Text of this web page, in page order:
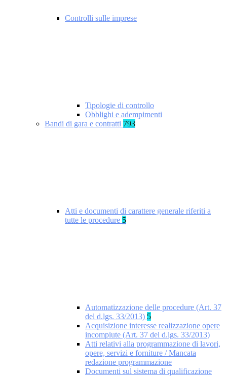
Controlli sulle imprese
Tipologie di controllo
Obblighi e adempimenti
Bandi di gara e contratti 793
Atti e documenti di carattere generale riferiti a
tutte le procedure 5
Automatizzazione delle procedure (Art. 37
del d.lgs. 33/2013) 5
Acquisizione interesse realizzazione opere
incompiute (Art. 37 del d.lgs. 33/2013)
Atti relativi alla programmazione di lavori,
opere, servizi e forniture / Mancata
redazione programmazione
Documenti sul sistema di qualificazione